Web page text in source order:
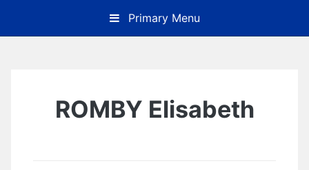
content
Primary Menu
ROMBY Elisabeth